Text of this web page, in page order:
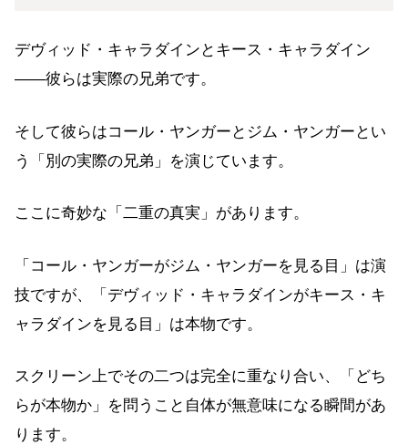
デヴィッド・キャラダインとキース・キャラダイン
——彼らは実際の兄弟です。
そして彼らはコール・ヤンガーとジム・ヤンガーとい
う「別の実際の兄弟」を演じています。
ここに奇妙な「二重の真実」があります。
「コール・ヤンガーがジム・ヤンガーを見る目」は演
技ですが、「デヴィッド・キャラダインがキース・キ
ャラダインを見る目」は本物です。
スクリーン上でその二つは完全に重なり合い、「どち
らが本物か」を問うこと自体が無意味になる瞬間があ
ります。